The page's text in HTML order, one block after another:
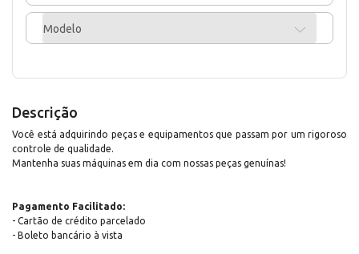
Modelo
Descrição
Você está adquirindo peças e equipamentos que passam por um rigoroso
controle de qualidade.
Mantenha suas máquinas em dia com nossas peças genuínas!
Pagamento Facilitado:
- Cartão de crédito parcelado
- Boleto bancário à vista